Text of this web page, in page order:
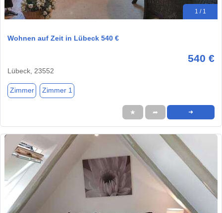
1 / 1
Wohnen auf Zeit in Lübeck 540 €
540 €
Lübeck, 23552
Zimmer Zimmer 1
★ ➦ ➜